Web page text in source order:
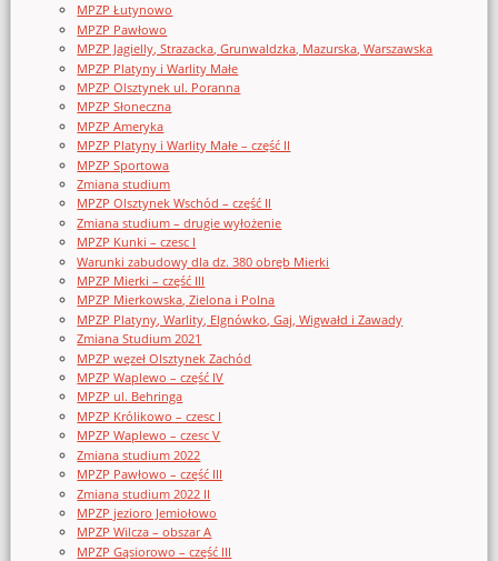
MPZP Łutynowo
MPZP Pawłowo
MPZP Jagielly, Strazacka, Grunwaldzka, Mazurska, Warszawska
MPZP Platyny i Warlity Małe
MPZP Olsztynek ul. Poranna
MPZP Słoneczna
MPZP Ameryka
MPZP Platyny i Warlity Małe – część II
MPZP Sportowa
Zmiana studium
MPZP Olsztynek Wschód – część II
Zmiana studium – drugie wyłożenie
MPZP Kunki – czesc I
Warunki zabudowy dla dz. 380 obręb Mierki
MPZP Mierki – część III
MPZP Mierkowska, Zielona i Polna
MPZP Platyny, Warlity, Elgnówko, Gaj, Wigwałd i Zawady
Zmiana Studium 2021
MPZP węzeł Olsztynek Zachód
MPZP Waplewo – część IV
MPZP ul. Behringa
MPZP Królikowo – czesc I
MPZP Waplewo – czesc V
Zmiana studium 2022
MPZP Pawłowo – część III
Zmiana studium 2022 II
MPZP jezioro Jemiołowo
MPZP Wilcza – obszar A
MPZP Gąsiorowo – część III